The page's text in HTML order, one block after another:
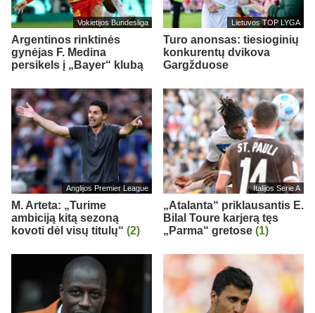
Vokietijos Bundesliga
Argentinos rinktinės
gynėjas F. Medina
persikels į „Bayer“ klubą
Lietuvos TOP LYGA
Turo anonsas: tiesioginių
konkurentų dvikova
Gargžduose
Anglijos Premier League
M. Arteta: „Turime
ambiciją kitą sezoną
kovoti dėl visų titulų“ (2)
Italijos Serie A
„Atalanta“ priklausantis E.
Bilal Toure karjerą tęs
„Parma“ gretose (1)